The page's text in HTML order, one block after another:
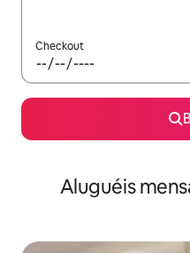
Checkout
Aluguéis